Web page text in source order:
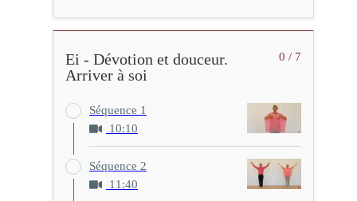
0 / 7
Ei - Dévotion et douceur.
Arriver à soi
Séquence 1
10:10
Séquence 2
11:40